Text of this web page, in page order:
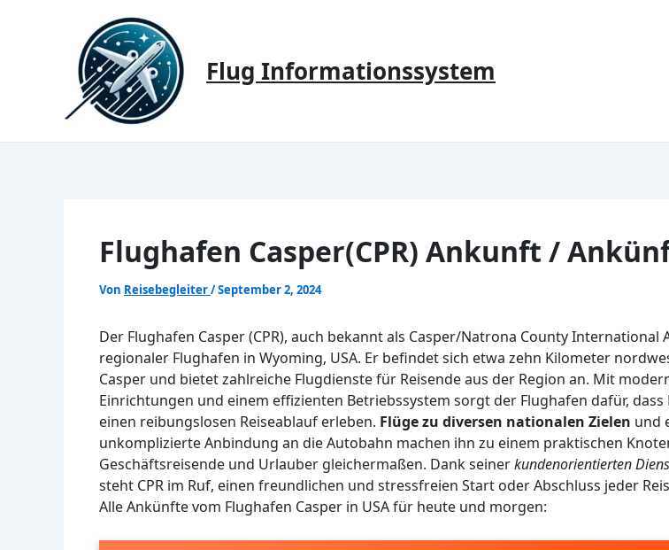
Flug Informationssystem
Flughafen Casper(CPR) Ankunft /
Von Reisebegleiter/September 2, 2024
Der Flughafen Casper (CPR), auch bekannt als Casper/Natrona County International
regionaler Flughafen in Wyoming, USA. Er befindet sich etwa zehn Kilometer
Casper und bietet zahlreiche Flugdienste für Reisende aus der Region an. Mit
Einrichtungen und einem effizienten Betriebssystem sorgt der Flughafen dafür, dass
einen reibungslosen Reiseablauf erleben. Flüge zu diversen nationalen Zielen und
unkomplizierte Anbindung an die Autobahn machen ihn zu einem praktischen
Geschäftsreisende und Urlauber gleichermaßen. Dank seinerkundenorientierten
steht CPR im Ruf, einen freundlichen und stressfreien Start oder Abschluss jeder
Alle Ankünfte vom Flughafen Casper in USA für heute und morgen: